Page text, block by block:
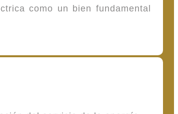
como un bien fundamental